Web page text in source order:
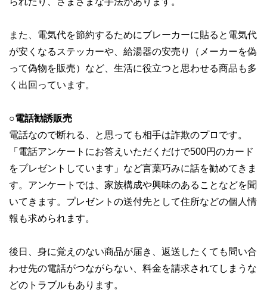
また、電気代を節約するためにブレーカーに貼ると電気代
が安くなるステッカーや、給湯器の安売り（メーカーを偽
って偽物を販売）など、生活に役立つと思わせる商品も多
く出回っています。
○電話勧誘販売
電話なので断れる、と思っても相手は詐欺のプロです。
「電話アンケートにお答えいただくだけで500円のカード
をプレゼントしています」など言葉巧みに話を勧めてきま
す。アンケートでは、家族構成や興味のあることなどを聞
いてきます。プレゼントの送付先として住所などの個人情
報も求められます。
後日、身に覚えのない商品が届き、返送したくても問い合
わせ先の電話がつながらない、料金を請求されてしまうな
どのトラブルもあります。